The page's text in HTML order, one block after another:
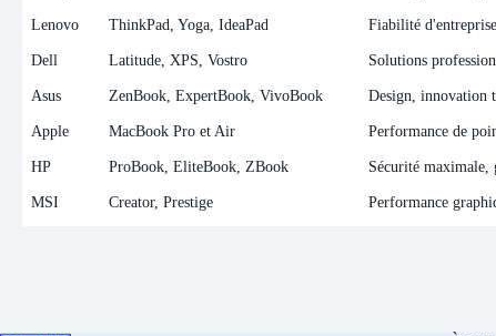
Marque
Gamme Ciblée Avantages Pro
Lenovo ThinkPad, Yoga, IdeaPad Fiabilité
Dell Latitude, XPS, Vostro Solutions
Asus ZenBook, ExpertBook, VivoBook Design, innovation
Apple MacBook Pro et Air Performance de
HP ProBook, EliteBook, ZBook Sécurité maximale,
MSI Creator, Prestige Performance